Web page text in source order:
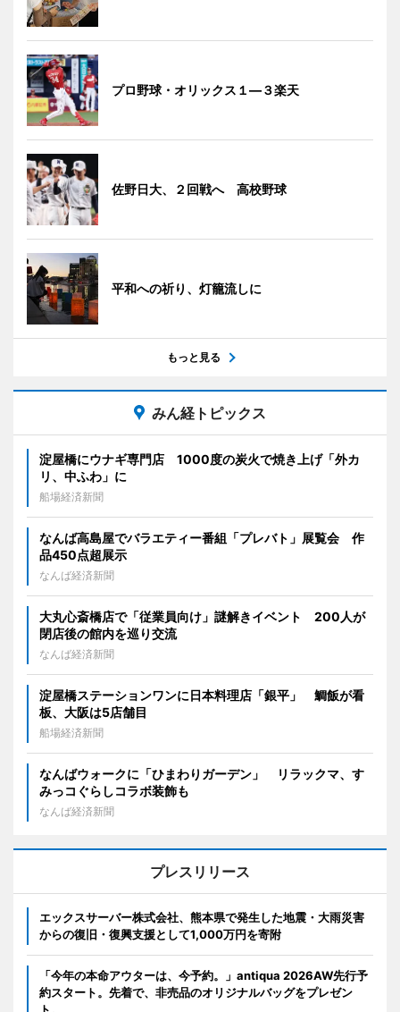
プロ野球・オリックス１―３楽天
佐野日大、２回戦へ 高校野球
平和への祈り、灯籠流しに
もっと見る
みん経トピックス
淀屋橋にウナギ専門店 1000度の炭火で焼き上げ「外カ
リ、中ふわ」に
船場経済新聞
なんば高島屋でバラエティー番組「プレバト」展覧会 作
品450点超展示
なんば経済新聞
大丸心斎橋店で「従業員向け」謎解きイベント 200人が
閉店後の館内を巡り交流
なんば経済新聞
淀屋橋ステーションワンに日本料理店「銀平」 鯛飯が看
板、大阪は5店舗目
船場経済新聞
なんばウォークに「ひまわりガーデン」 リラックマ、す
みっコぐらしコラボ装飾も
なんば経済新聞
プレスリリース
エックスサーバー株式会社、熊本県で発生した地震・大雨災害
からの復旧・復興支援として1,000万円を寄附
「今年の本命アウターは、今予約。」antiqua 2026AW先行予
約スタート。先着で、非売品のオリジナルバッグをプレゼン
ト。